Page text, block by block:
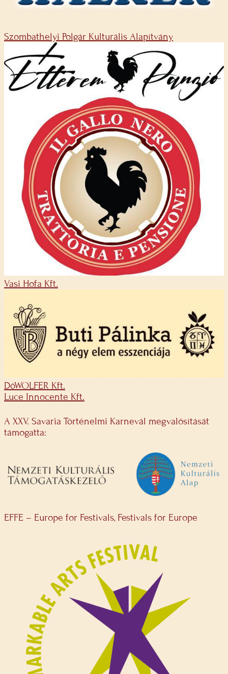
Szombathelyi Polgár Kulturális Alapítvány
Vasi Hofa Kft.
DöWOLFER Kft.
Luce Innocente Kft.
A XXV. Savaria Történelmi Karnevál megvalósítását
támogatta:
EFFE – Europe for Festivals, Festivals for Europe